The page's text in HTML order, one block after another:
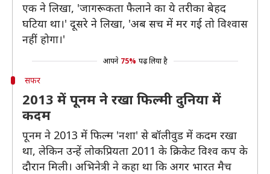
एक ने लिखा, 'जागरूकता फैलाने का ये तरीका बेहद
घटिया था।' दूसरे ने लिखा, 'अब सच में मर गई तो विश्वास
नहीं होगा।'
आपने 75% पढ़ लिया है
सफर
2013 में पूनम ने रखा फिल्मी दुनिया में
कदम
पूनम ने 2013 में फिल्म 'नशा' से बॉलीवुड में कदम रखा
था, लेकिन उन्हें लोकप्रियता 2011 के क्रिकेट विश्व कप के
दौरान मिली। अभिनेत्री ने कहा था कि अगर भारत मैच